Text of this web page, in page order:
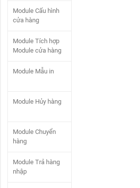
Module Cấu hình
cửa hàng
Module Tích hợp
Module cửa hàng
Module Mẫu in
Module Hủy hàng
Module Chuyển
hàng
Module Trả hàng
nhập